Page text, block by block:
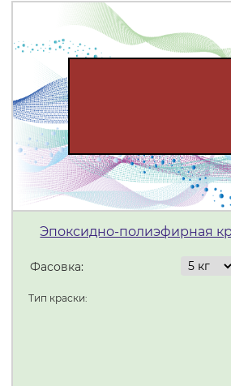
Эпоксидно-полиэфирная
Фасовка:
Тип краски: